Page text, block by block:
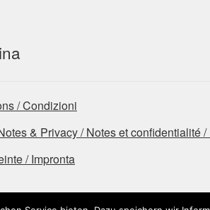
/ Condizioni
& Privacy / Notes et confidentialité
/ Impronta